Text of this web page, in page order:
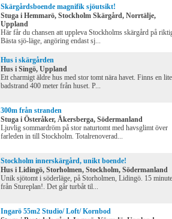
Skärgårdsboende magnifik sjöutsikt!
Stuga i Hemmarö, Stockholm Skärgård, Norrtälje,
Uppland
Här får du chansen att uppleva Stockholms skärgård på
Bästa sjö-läge, angöring endast sj...
Hus i skärgården
Hus i Singö, Uppland
Ett charmigt äldre hus med stor tomt nära havet. Finns en
badstrand 400 meter från huset. P...
300m från stranden
Stuga i Österåker, Åkersberga, Södermanland
Ljuvlig sommardröm på stor naturtomt med havsglimt över
farleden in till Stockholm. Totalrenoverad...
Stockholm innerskärgård, unikt boende!
Hus i Lidingö, Storholmen, Stockholm, Södermanland
Unik sjötomt i söderläge, på Storholmen, Lidingö. 15
från Stureplan!. Det går turbåt til...
Ingarö 55m2 Studio/ Loft/ Kornbod